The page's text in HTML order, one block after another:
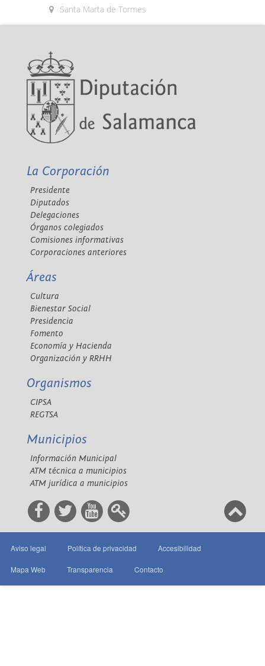
Santa Marta de Tormes
La Corporación
Presidente
Diputados
Delegaciones
Órganos colegiados
Comisiones informativas
Corporaciones anteriores
Áreas
Cultura
Bienestar Social
Presidencia
Fomento
Economía y Hacienda
Organización y RRHH
Organismos
CIPSA
REGTSA
Municipios
Información Municipal
ATM técnica a municipios
ATM jurídica a municipios
Aviso legal Política de privacidad Accesibilidad
Mapa Web Transparencia Contacto